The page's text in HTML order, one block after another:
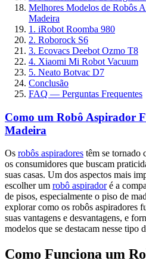
Melhores Modelos de Robôs
Madeira
1. iRobot Roomba 980
2. Roborock S6
3. Ecovacs Deebot Ozmo T8
4. Xiaomi Mi Robot Vacuum
5. Neato Botvac D7
Conclusão
FAQ — Perguntas Frequentes
Como um Robô Aspirador
Madeira
Os robôs aspiradores têm se tornado
os consumidores que buscam
suas casas. Um dos aspectos mais
escolher um robô aspiradoré a
de pisos, especialmente o piso de
explorar como os robôs aspiradores
suas vantagens e desvantagens, e
modelos que se destacam nesse tipo
Como Funciona um